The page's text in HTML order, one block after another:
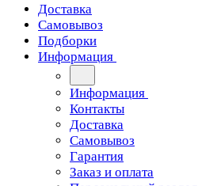
Доставка
Самовывоз
Подборки
Информация
Информация
Контакты
Доставка
Самовывоз
Гарантия
Заказ и оплата